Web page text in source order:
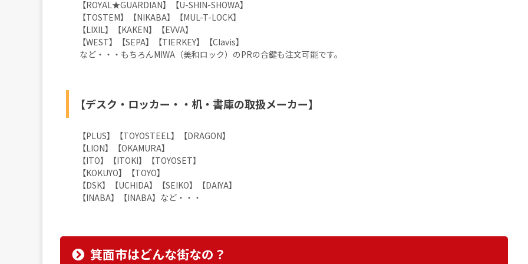
【ROYAL★GUARDIAN】【U-SHIN-SHOWA】
【TOSTEM】【NIKABA】【MUL-T-LOCK】
【LIXIL】【KAKEN】【EVVA】
【WEST】【SEPA】【TIERKEY】【Clavis】
など・・・もちろんMIWA（美和ロック）のPRの合鍵も注文可能です。
【デスク・ロッカー・・机・書庫の取扱メーカー】
【PLUS】【TOYOSTEEL】【DRAGON】
【LION】【OKAMURA】
【ITO】【ITOKI】【TOYOSET】
【KOKUYO】【TOYO】
【DSK】【UCHIDA】【SEIKO】【DAIYA】
【INABA】【INABA】など・・・
箕面市はどんな街なの？